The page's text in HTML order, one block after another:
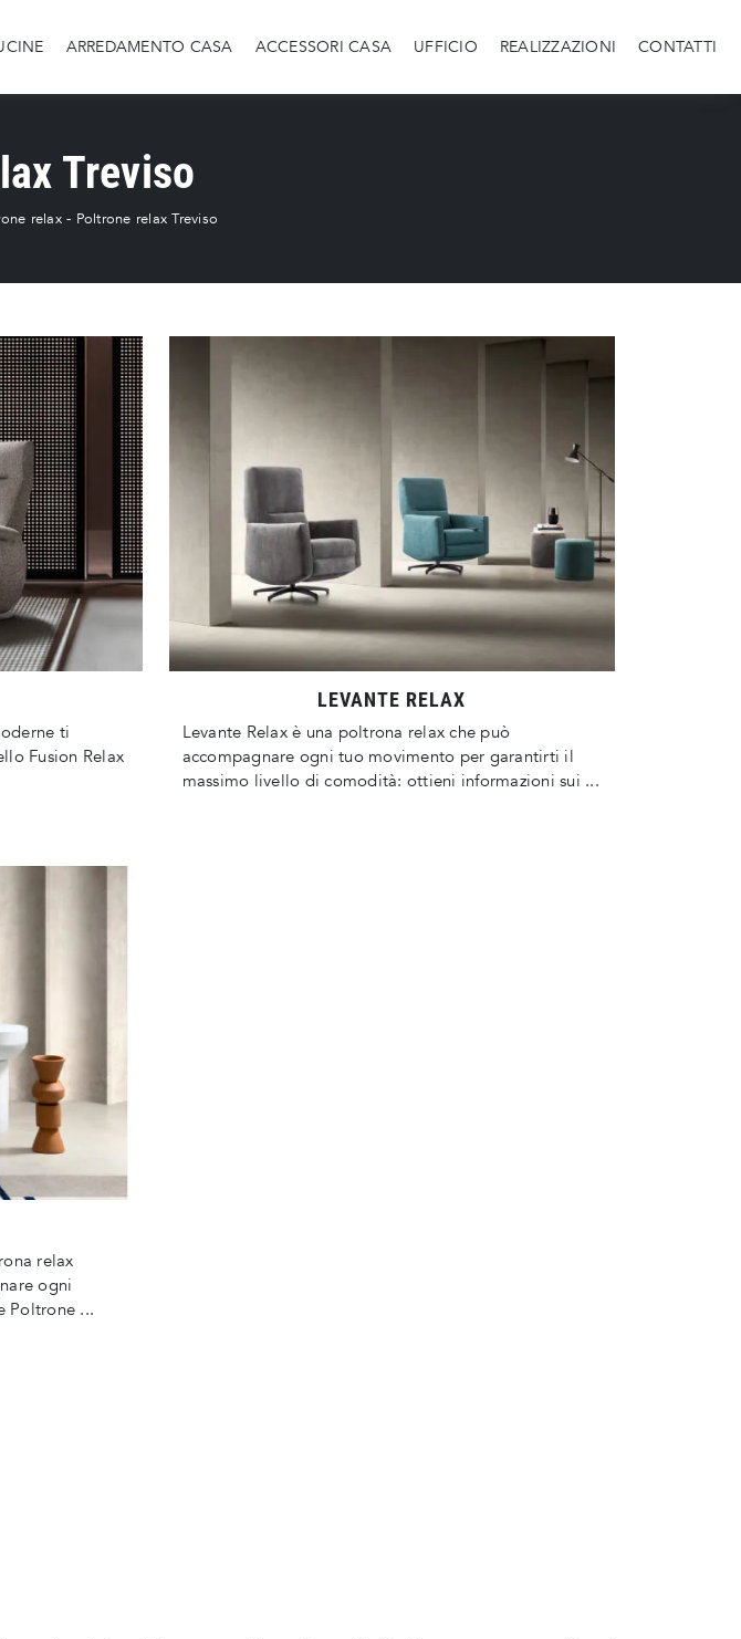
ARREDAMENTO CASA ACCESSORI CASA UFFICIO REALIZZAZIONI CONTATTI
Treviso
relax- Poltrone relax Treviso
ti
Fusion Relax
LEVANTE RELAX
Levante Relax è una poltrona relax che può
accompagnare ogni tuo movimento per garantirti il
massimo livello di comodità: ottieni informazioni sui ...
relax
ogni
Poltrone ...